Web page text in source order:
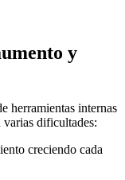
y
herramientas internas
dificultades:
creciendo cada